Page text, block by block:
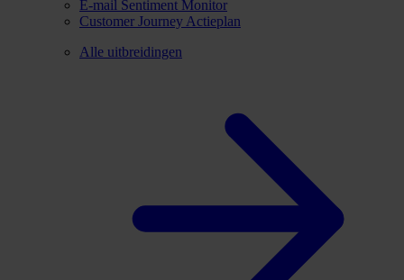
E-mail Sentiment Monitor
Customer Journey Actieplan
Alle uitbreidingen